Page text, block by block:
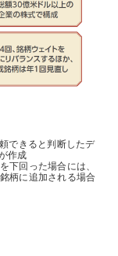
できると判断したデ
作成
下回った場合には、
柄に追加される場合